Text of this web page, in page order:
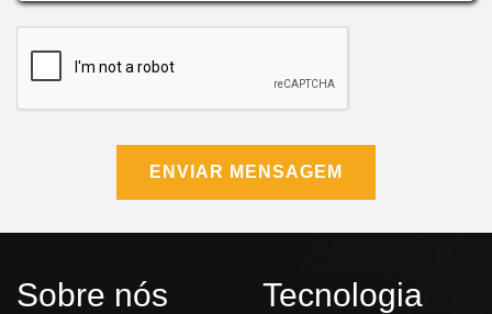
ENVIAR MENSAGEM
Sobre nós Tecnologia